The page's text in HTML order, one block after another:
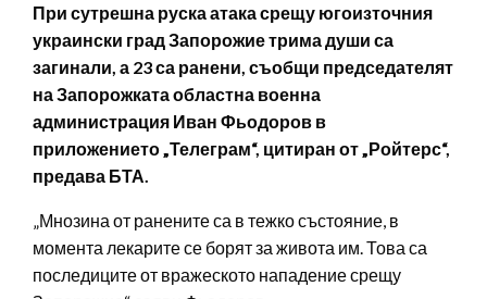
При сутрешна руска атака срещу югоизточния
украински град Запорожие трима души са
загинали, а 23 са ранени, съобщи председателят
на Запорожката областна военна
администрация Иван Фьодоров в
приложението „Телеграм“, цитиран от „Ройтерс“,
предава БТА.
„Мнозина от ранените са в тежко състояние, в
момента лекарите се борят за живота им. Това са
последиците от вражеското нападение срещу